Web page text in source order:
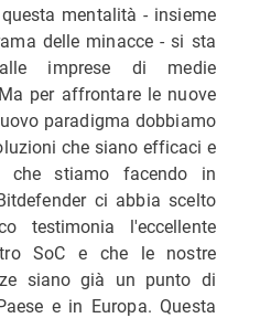
mentalità - insieme
delle minacce - si sta
imprese di medie
per affrontare le nuove
paradigma dobbiamo
che siano efficaci e
che stiamo facendo in
ci abbia scelto
testimonia l'eccellente
SoC e che le nostre
siano già un punto di
e in Europa. Questa